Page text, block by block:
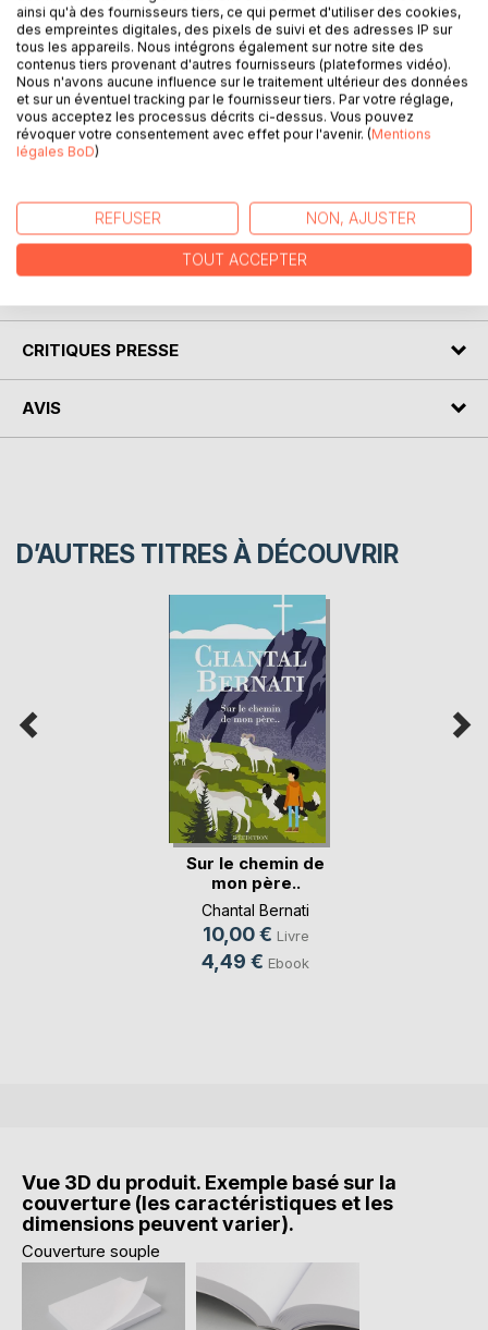
petits-enfants, des copines épatantes. Mais, tout
doucement s'installent des troubles de la mémoire et du
comportement ; son médecin l'envoie consulter un
neurologue. Elle a la maladie d'Alzheimer. Sa vie va
basculer.
Peut-on arriver à cacher à ses proches une telle maladie ?
Valérie va s'y employer avec détermination, mais jusqu'où
pourra-t-elle aller ?
CRITIQUES PRESSE
AVIS
D’AUTRES TITRES À DÉCOUVRIR
Sur le chemin de
mon père..
Chantal Bernati
10,00 € Livre
4,49 € Ebook
Vue 3D du produit. Exemple basé sur la
couverture (les caractéristiques et les
dimensions peuvent varier).
Couverture souple
ainsi qu'à des fournisseurs tiers, ce qui permet d'utiliser des cookies,
des empreintes digitales, des pixels de suivi et des adresses IP sur
tous les appareils. Nous intégrons également sur notre site des
contenus tiers provenant d'autres fournisseurs (plateformes vidéo).
Nous n'avons aucune influence sur le traitement ultérieur des données
et sur un éventuel tracking par le fournisseur tiers. Par votre réglage,
vous acceptez les processus décrits ci-dessus. Vous pouvez
révoquer votre consentement avec effet pour l'avenir. (Mentions
légales BoD)
REFUSER NON, AJUSTER
TOUT ACCEPTER